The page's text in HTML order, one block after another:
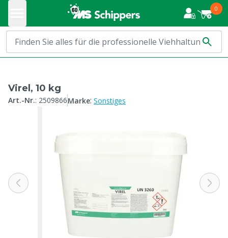
0
Virel, 10 kg
Art.-Nr.: 2509866Marke: Sonstiges